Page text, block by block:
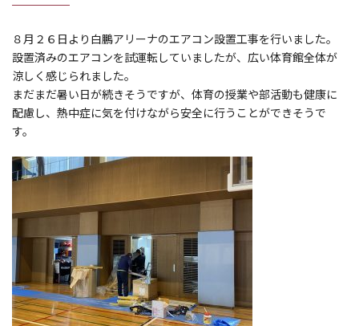
８月２６日より白鵬アリーナのエアコン設置工事を行いました。
設置済みのエアコンを試運転していましたが、広い体育館全体が
涼しく感じられました。
まだまだ暑い日が続きそうですが、体育の授業や部活動も健康に
配慮し、熱中症に気を付けながら安全に行うことができそうで
す。